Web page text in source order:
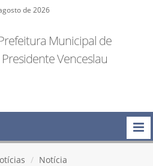
de 2026
Municipal de
Presidente Venceslau
Notícia